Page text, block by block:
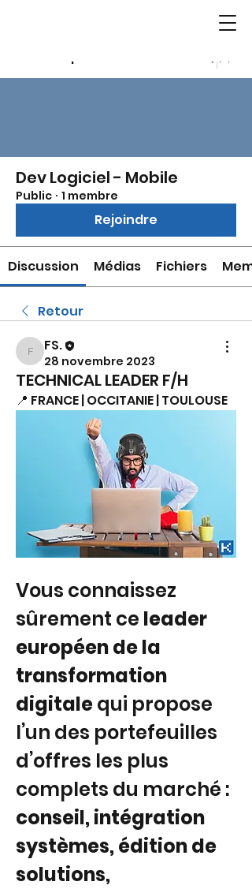
Dev Logiciel - Mobile
Public · 1 membre
Rejoindre
Discussion Médias Fichiers
Retour
FS.
FS.
28 novembre 2023
TECHNICAL LEADER F/H
📍 FRANCE | OCCITANIE | TOULOUSE
Vous connaissez
sûrement ce leader
européen de la
transformation
digitale qui propose
l’un des portefeuilles
d’offres les plus
conseil, intégration
systèmes, édition de
solutions,